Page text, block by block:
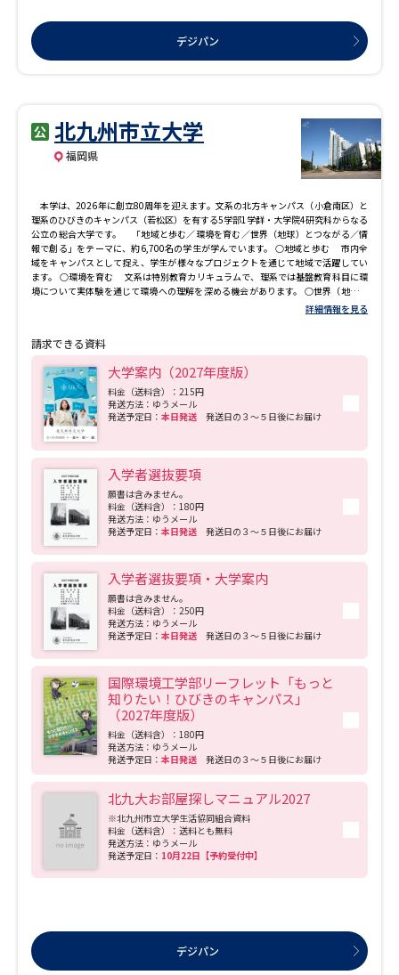
デジパン
北九州市立大学
福岡県
本学は、2026年に創立80周年を迎えます。文系の北方キャンパス（小倉南区）と
理系のひびきのキャンパス（若松区）を有する5学部1学群・大学院4研究科からなる
公立の総合大学です。 「地域と歩む／環境を育む／世界（地球）とつながる／情
報で創る」をテーマに、約6,700名の学生が学んでいます。 ○地域と歩む 市内全
域をキャンパスとして捉え、学生が様々なプロジェクトを通じて地域で活躍してい
ます。 ○環境を育む 文系は特別教育カリキュラムで、理系では基盤教育科目に環
境について実体験を通じて環境への理解を深める機会があります。 ○世界（地球）
とつながる 公立大学ならではの少人数クラスによる語学教育や海外30大学と留学
ができます。 ○情報で創る 2027年4月新設の情報イノベーション学部は、これか
らのデジタル社会をリードし、「新しい」を生み出す人材育成を目標としていま
す。
詳細情報を見る
請求できる資料
大学案内（2027年度版）
料金（送料含）：215円
発送方法：ゆうメール
発送予定日： 本日発送 発送日の３～５日後にお届け
入学者選抜要項
願書は含みません。
料金（送料含）：180円
発送方法：ゆうメール
発送予定日： 本日発送 発送日の３～５日後にお届け
入学者選抜要項・大学案内
願書は含みません。
料金（送料含）：250円
発送方法：ゆうメール
発送予定日： 本日発送 発送日の３～５日後にお届け
国際環境工学部リーフレット「もっと
知りたい！ひびきのキャンパス」
（2027年度版）
料金（送料含）：180円
発送方法：ゆうメール
発送予定日： 本日発送 発送日の３～５日後にお届け
北九大お部屋探しマニュアル2027
※北九州市立大学生活協同組合資料
料金（送料含）：送料とも無料
発送方法：ゆうメール
発送予定日： 10月22日【予約受付中】
デジパン